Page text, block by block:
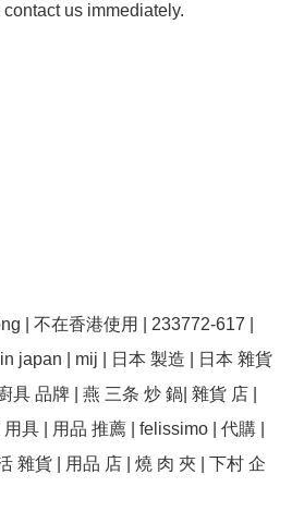
us immediately.
| 不在香港使用 | 233772-617 |
japan | mij | 日本 製造 | 日本 雜貨
具 品牌 | 燕 三条 炒 鍋| 雜貨 店 |
具 | 用品 推薦 | felissimo | 代購 |
雜貨 | 用品 店 | 燒 肉 夾 | 下村 企